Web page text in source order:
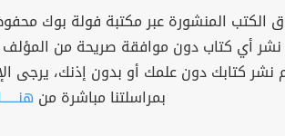
الكتب المنشورة عبر مكتبة فولة بوك
نشر أي كتاب دون موافقة صريحة من المؤلف
نشر كتابك دون علمك أو بدون إذنك، يرجى
بمراسلتنا مباشرة من